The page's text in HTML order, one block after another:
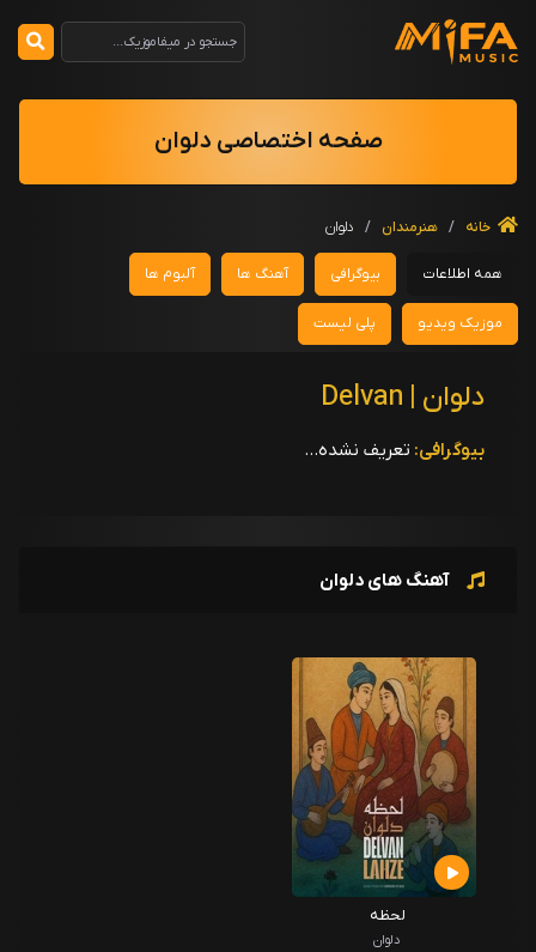
صفحه اختصاصی دلوان
خانه / هنرمندان / دلوان
همه اطلاعات بیوگرافی آهنگ ها آلبوم ها
موزیک ویدیو پلی لیست
دلوان | Delvan
بیوگرافی: تعریف نشده...
آهنگ های دلوان
لحظه
دلوان